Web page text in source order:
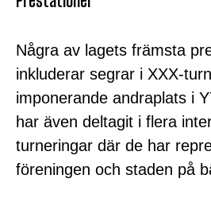
Några av lagets främsta
inkluderar segrar i XXX-
imponerande andraplats i
har även deltagit i flera
turneringar där de har
föreningen och staden på